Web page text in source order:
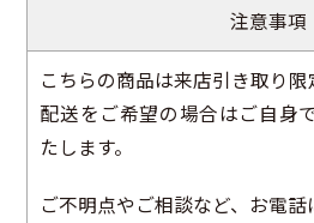
注意事項
こちらの商品は来店引き取り限
配送をご希望の場合はご自身
たします。
ご不明点やご相談など、お電話